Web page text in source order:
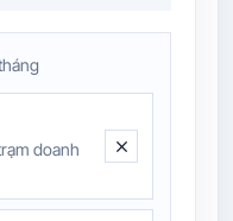
doanh